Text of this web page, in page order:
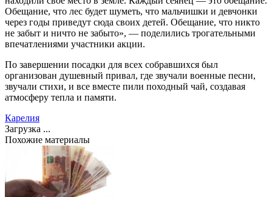
Обещание, что лес будет шуметь, что мальчишки и девчонки
через годы приведут сюда своих детей. Обещание, что никто
не забыт и ничто не забыто», — поделились трогательными
впечатлениями участники акции.
По завершении посадки для всех собравшихся был
организован душевный привал, где звучали военные песни,
звучали стихи, и все вместе пили походный чай, создавая
атмосферу тепла и памяти.
Карелия
Загрузка ...
Похожие материалы